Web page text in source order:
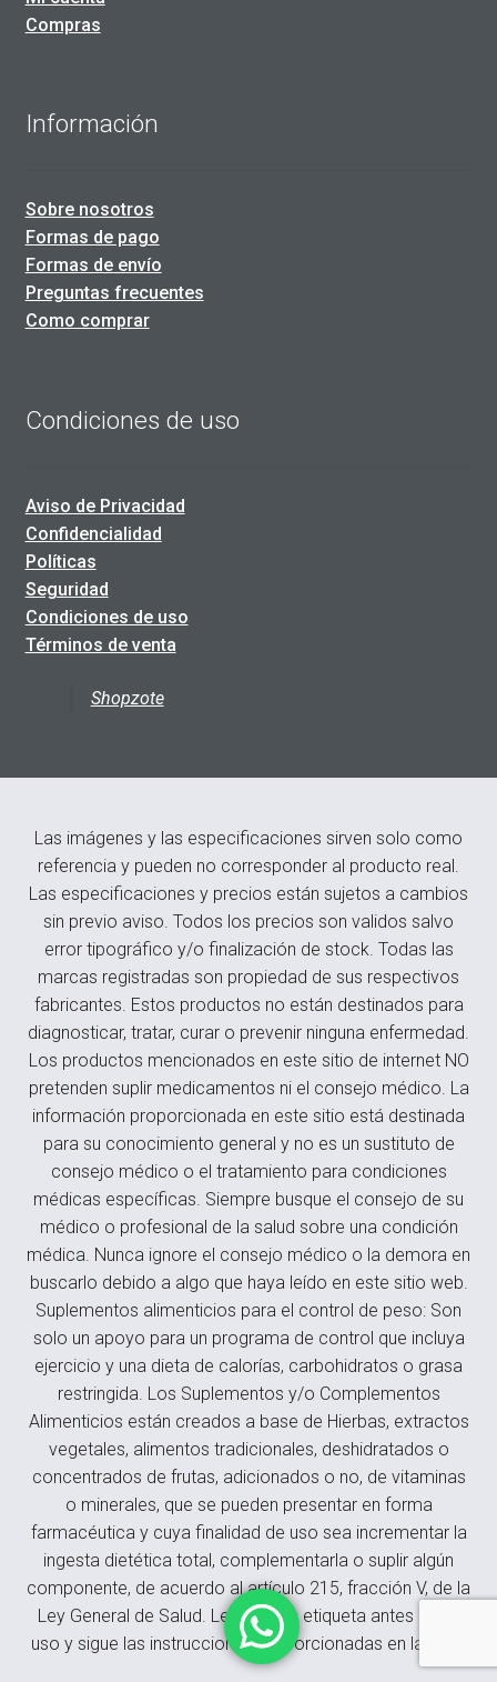
Compras
Información
Sobre nosotros
Formas de pago
Formas de envío
Preguntas frecuentes
Como comprar
Condiciones de uso
Aviso de Privacidad
Confidencialidad
Políticas
Seguridad
Condiciones de uso
Términos de venta
Shopzote
Las imágenes y las especificaciones sirven solo como
referencia y pueden no corresponder al producto real.
Las especificaciones y precios están sujetos a cambios
sin previo aviso. Todos los precios son validos salvo
error tipográfico y/o finalización de stock. Todas las
marcas registradas son propiedad de sus respectivos
fabricantes. Estos productos no están destinados para
diagnosticar, tratar, curar o prevenir ninguna enfermedad.
Los productos mencionados en este sitio de internet NO
pretenden suplir medicamentos ni el consejo médico. La
información proporcionada en este sitio está destinada
para su conocimiento general y no es un sustituto de
consejo médico o el tratamiento para condiciones
médicas específicas. Siempre busque el consejo de su
médico o profesional de la salud sobre una condición
médica. Nunca ignore el consejo médico o la demora en
buscarlo debido a algo que haya leído en este sitio web.
Suplementos alimenticios para el control de peso: Son
solo un apoyo para un programa de control que incluya
ejercicio y una dieta de calorías, carbohidratos o grasa
restringida. Los Suplementos y/o Complementos
Alimenticios están creados a base de Hierbas, extractos
vegetales, alimentos tradicionales, deshidratados o
concentrados de frutas, adicionados o no, de vitaminas
o minerales, que se pueden presentar en forma
farmacéutica y cuya finalidad de uso sea incrementar la
ingesta dietética total, complementarla o suplir algún
componente, de acuerdo al artículo 215, fracción V, de la
Ley General de Salud. Lee toda la etiqueta antes de su
uso y sigue las instrucciones proporcionadas en la caja.